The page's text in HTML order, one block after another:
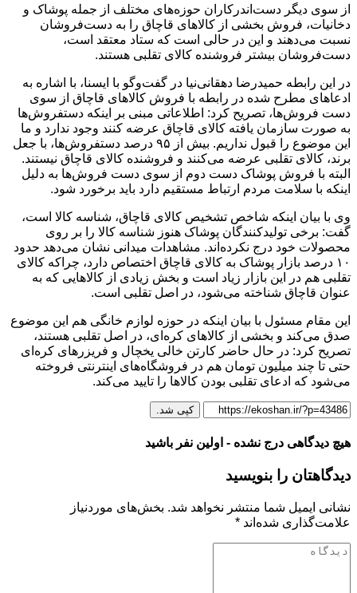
از سوی دیگر دست‌اندرکاران حوزه‌های مختلف از جمله پوشاک و
دخانیات، فروش بخشی از کالاهای قاچاق را به دست‌فروشان
نسبت می‌دهند و این در حالی است که ستاد معتقد است،
دست‌فروشان بیشتر فروشنده کالای تقلبی هستند.
در این رابطه حمیدرضا دهقانی‌نیا در گفت‌وگو با ایسنا، با اشاره به
ادعاهای مطرح شده در رابطه با فروش کالاهای قاچاق از سوی
دست فروش‌ها، تصریح کرد: اطلاعاتی مبنی بر اینکه دستفروش‌ها
به صورت سازمان یافته کالای قاچاق عرضه کنند وجود ندارد و ما
این موضوع را قبول نداریم. بیش از ۹۵ درصد دستفروش‌ها، با جعل
برند، کالای تقلبی عرضه می‌کنند و فروشنده کالای قاچاق نیستند.
البته با فروش پوشاک دست دوم از سوی دست فروش‌ها به دلیل
اینکه با سلامت مردم ارتباط مستقیم دارد باید برخورد شود.
وی با بیان اینکه شاخص تشخیص کالای قاچاق، شناسه کالا است،
گفت: برخی تولیدکنندگان پوشاک هنوز شناسه کالا را بر روی
محصولات خود درج نکرده‌اند. مشاهدات میدانی نشان می‌دهد حدود
۱۰ درصد بازار پوشاک به کالای قاچاق اختصاص دارد، چراکه کالای
تقلبی هم در این بازار زیاد است و بخش زیادی از کالاهایی که به
عنوان قاچاق شناخته می‌شود، در اصل تقلبی است.
این مقام مسئول با بیان اینکه در حوزه لوازم خانگی هم این موضوع
صدق می‌کند و بخشی از کالاهای کره‌ای، در اصل تقلبی هستند،
تصریح کرد: در حال حاضر کارتن خالی یخچال و فریزرهای کره‌ای
حتی تا چند میلیون تومان هم در فروشگاه‌های اینترنتی فروخته
می‌شود که ادعای تقلبی بودن کالاها را تایید می‌کند.
کپی شد.
هیچ دیدگاهی درج نشده - اولین نفر باشید
دیدگاهتان را بنویسید
نشانی ایمیل شما منتشر نخواهد شد. بخش‌های موردنیاز
علامت‌گذاری شده‌اند *